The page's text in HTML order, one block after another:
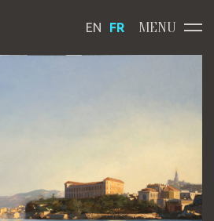
EN FR MENU